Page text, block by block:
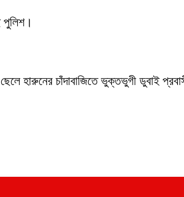
পুলিশ।
হারুনের চাঁদাবাজিতে ভুক্তভুগী ডুবাই